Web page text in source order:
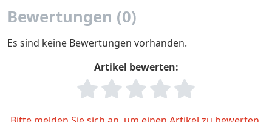
Bewertungen (0)
Es sind keine Bewertungen vorhanden.
Artikel bewerten: